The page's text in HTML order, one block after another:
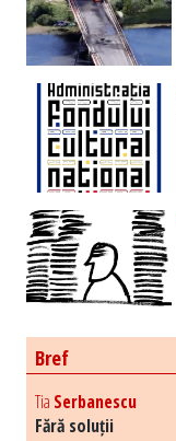
Bref
Tia Serbanescu
Fără soluții